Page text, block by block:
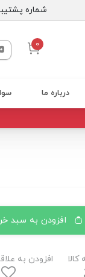
شماره پشتیبانی
0
درباره ما
افزودن به سبد
افزودن به